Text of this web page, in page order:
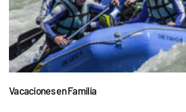
Vacaciones en Familia